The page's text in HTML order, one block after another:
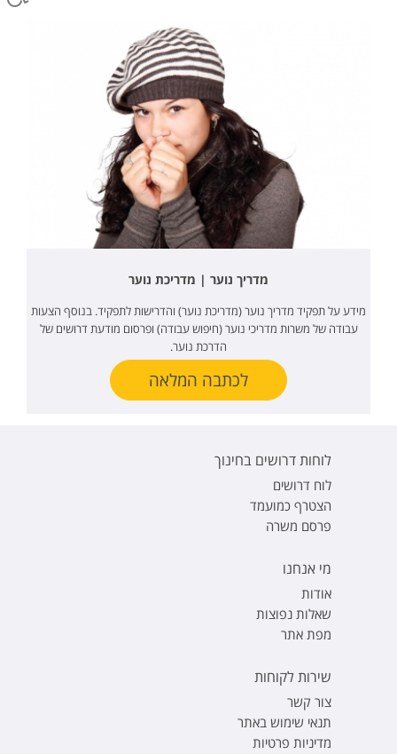
מדריך נוער | מדריכת נוער
מידע על תפקיד מדריך נוער (מדריכת נוער) והדרישות לתפקיד. בנוסף הצעות
עבודה של משרות מדריכי נוער (חיפוש עבודה) ופרסום מודעת דרושים של
הדרכת נוער.
לכתבה המלאה
לוחות דרושים בחינוך
לוח דרושים
הצטרף כמועמד
פרסם משרה
מי אנחנו
אודות
שאלות נפוצות
מפת אתר
שירות לקוחות
צור קשר
תנאי שימוש באתר
מדיניות פרטיות